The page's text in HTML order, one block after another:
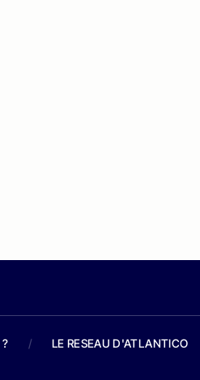
/ LE RESEAU D'ATLANTICO